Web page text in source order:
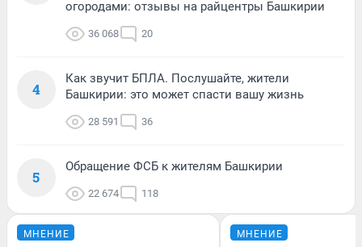
огородами: отзывы на райцентры Башкирии
36 068 20
4
Как звучит БПЛА. Послушайте, жители
Башкирии: это может спасти вашу жизнь
28 591 36
5
Обращение ФСБ к жителям Башкирии
22 674 118
МНЕНИЕ МНЕНИЕ